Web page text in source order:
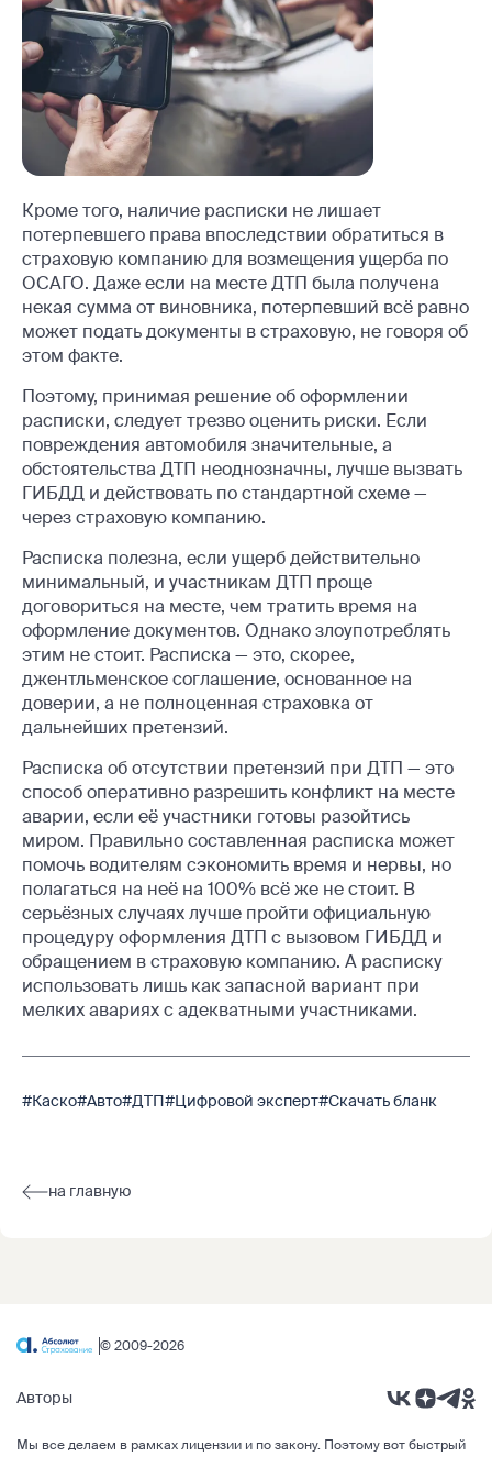
Кроме того, наличие расписки не лишает
потерпевшего права впоследствии обратиться в
страховую компанию для возмещения ущерба по
ОСАГО. Даже если на месте ДТП была получена
некая сумма от виновника, потерпевший всё равно
может подать документы в страховую, не говоря об
этом факте.
Поэтому, принимая решение об оформлении
расписки, следует трезво оценить риски. Если
повреждения автомобиля значительные, а
обстоятельства ДТП неоднозначны, лучше вызвать
ГИБДД и действовать по стандартной схеме —
через страховую компанию.
Расписка полезна, если ущерб действительно
минимальный, и участникам ДТП проще
договориться на месте, чем тратить время на
оформление документов. Однако злоупотреблять
этим не стоит. Расписка — это, скорее,
джентльменское соглашение, основанное на
доверии, а не полноценная страховка от
дальнейших претензий.
Расписка об отсутствии претензий при ДТП — это
способ оперативно разрешить конфликт на месте
аварии, если её участники готовы разойтись
миром. Правильно составленная расписка может
помочь водителям сэкономить время и нервы, но
полагаться на неё на 100% всё же не стоит. В
серьёзных случаях лучше пройти официальную
процедуру оформления ДТП с вызовом ГИБДД и
обращением в страховую компанию. А расписку
использовать лишь как запасной вариант при
мелких авариях с адекватными участниками.
#Каско#Авто#ДТП#Цифровой эксперт#Скачать бланк
на главную
© 2009-2026
Авторы
Мы все делаем в рамкахлицензии и по закону. Поэтому вот быстрый